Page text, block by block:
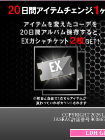
COPYRIGHT 2026
JASRAC許諾番号
LDH